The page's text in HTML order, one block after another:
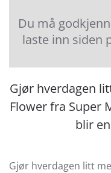
Du må
laste inn siden
Gjør hverdagen
Flower fra Super
blir
Gjør hverdagen litt